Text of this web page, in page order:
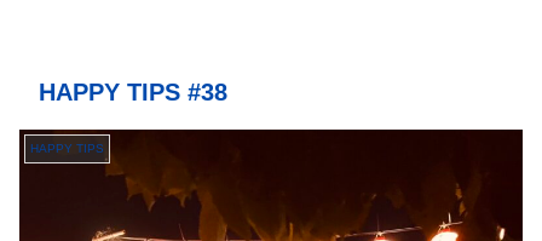
HAPPY TIPS #38
HAPPY TIPS